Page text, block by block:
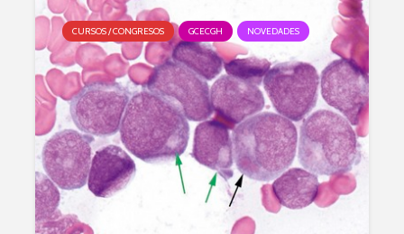
CURSOS / CONGRESOS GCECGH NOVEDADES